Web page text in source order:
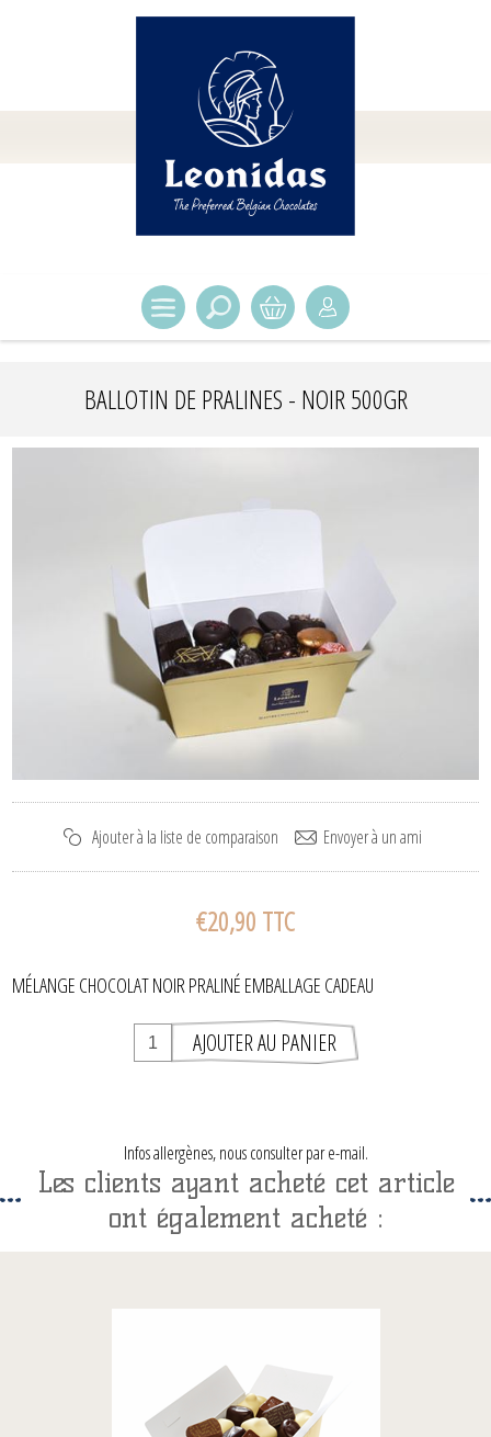
BALLOTIN DE PRALINES - NOIR 500GR
€20,90 TTC
MÉLANGE CHOCOLAT NOIR PRALINÉ EMBALLAGE CADEAU
Infos allergènes, nous consulter par e-mail.
Les clients ayant acheté cet article
ont également acheté :